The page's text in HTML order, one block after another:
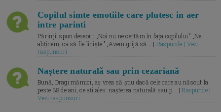
Copilul simte emotiile care plutesc in aer
intre parinti
Părinții spun deseori: „Noi nu ne certăm în fața copilului.” „Ne
abținem, ca să fie liniște.” „Avem grijă să... | Raspunde | Vezi
raspunsuri
Naștere naturală sau prin cezariană
Bună, Dragi mămici, aș vrea să știu dacă cele care au născut la
peste 38 de ani, ce ați ales: nașterea naturală sau p... |Raspunde |
Vezi raspunsuri